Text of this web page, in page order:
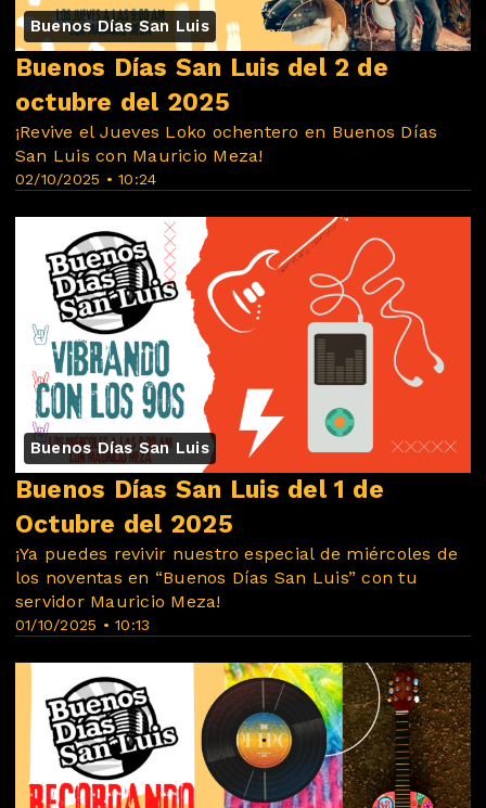
Buenos Días San Luis
02/10/2025 • 10:24
Buenos Días San Luis del 2 de
octubre del 2025
¡Revive el Jueves Loko ochentero en Buenos Días
San Luis con Mauricio Meza!
Buenos Días San Luis
01/10/2025 • 10:13
Buenos Días San Luis del 1 de
Octubre del 2025
¡Ya puedes revivir nuestro especial de miércoles de
los noventas en “Buenos Días San Luis” con tu
servidor Mauricio Meza!